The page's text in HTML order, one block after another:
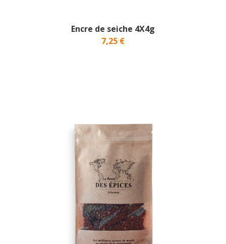
Encre de seiche 4X4g
7,25 €